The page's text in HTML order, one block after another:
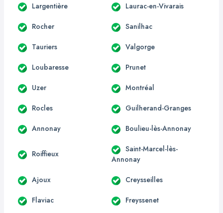
Largentière Laurac-en-Vivarais
Rocher Sanilhac
Tauriers Valgorge
Loubaresse Prunet
Uzer Montréal
Rocles Guilherand-Granges
Annonay Boulieu-lès-Annonay
Roiffieux
Saint-Marcel-lès-
Annonay
Ajoux Creysseilles
Flaviac Freyssenet